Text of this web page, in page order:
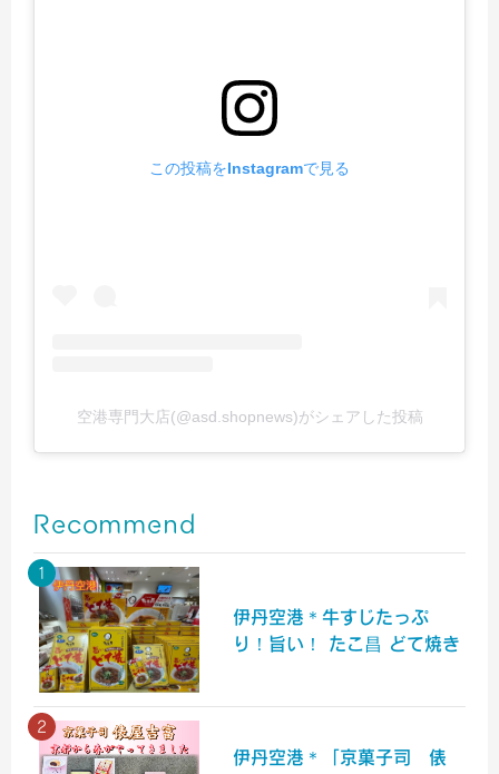
この投稿をInstagramで見る
空港専門大店(@asd.shopnews)がシェアした投稿
Recommend
伊丹空港＊牛すじたっぷ
り！旨い！ たこ昌 どて焼き
伊丹空港＊「京菓子司 俵